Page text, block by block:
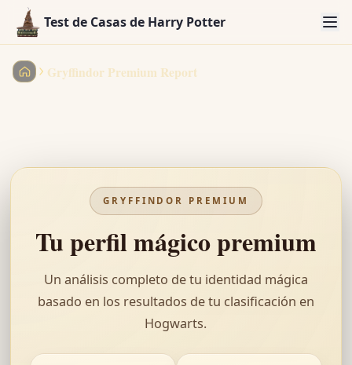
Test de Casas de Harry Potter
Test de Casas de Harry Potter
Gryffindor Premium Report
GRYFFINDOR PREMIUM
Tu perfil mágico premium
Un análisis completo de tu identidad mágica
basado en los resultados de tu clasificación en
Hogwarts.